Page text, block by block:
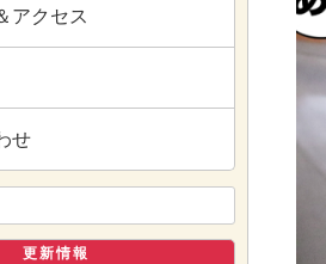
アクセス
せ
更新情報